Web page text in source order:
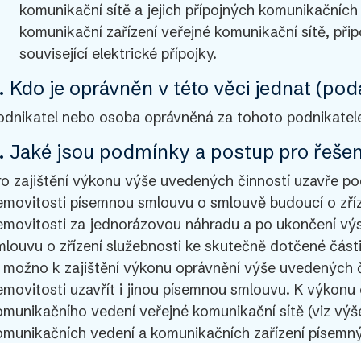
komunikační sítě a jejich přípojných
komunikační zařízení veřejné komunikační sítě,
související elektrické přípojky.
Kdo je oprávněn v této věci jednat
nebo osoba oprávněná za tohoto
Jaké jsou podmínky a postup pro
zajištění výkonu výše uvedených činností uzavře
písemnou smlouvu o smlouvě budoucí o
za jednorázovou náhradu a po ukončení
o zřízení služebnosti ke skutečně dotčené
možno k zajištění výkonu oprávnění výše
uzavřít i jinou písemnou smlouvu. K
vedení veřejné komunikační sítě (viz
vedení a komunikačních zařízení